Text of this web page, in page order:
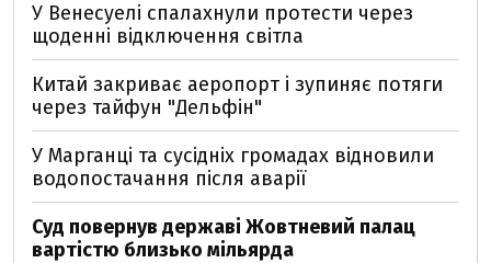
У Венесуелі спалахнули протести через
щоденні відключення світла
Китай закриває аеропорт і зупиняє потяги
через тайфун "Дельфін"
У Марганці та сусідніх громадах відновили
водопостачання після аварії
Суд повернув державі Жовтневий палац
вартістю близько мільярда